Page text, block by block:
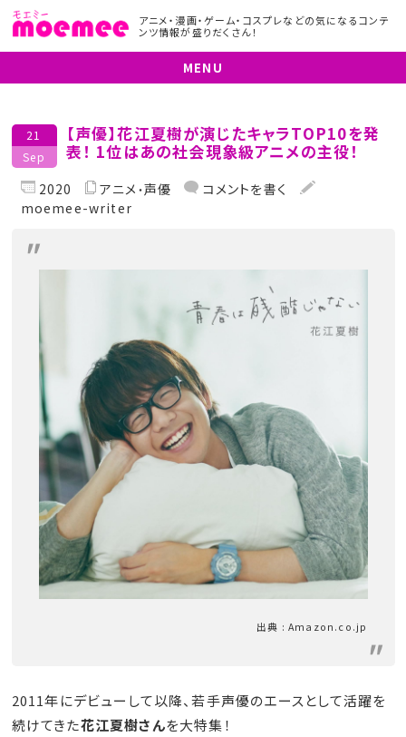
アニメ・漫画・ゲーム・コスプレなどの気になるコンテ
ンツ情報が盛りだくさん！
MENU
21
Sep
【声優】花江夏樹が演じたキャラTOP10を発
表！ 1位はあの社会現象級アニメの主役！
2020 アニメ 声優
コメントを書く
moemee-writer
出典 : Amazon.co.jp
2011年にデビューして以降、若手声優のエースとして活躍を
続けてきた花江夏樹さんを大特集！